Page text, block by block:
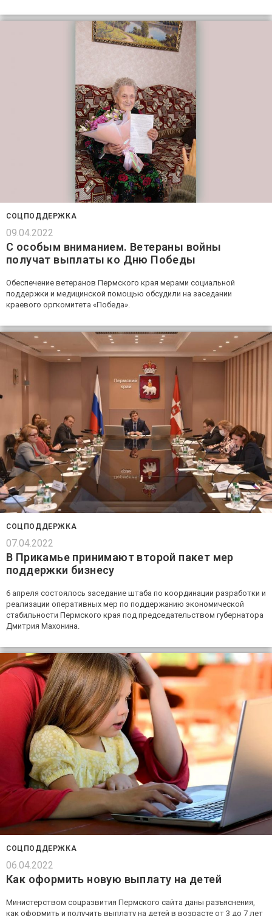
СОЦПОДДЕРЖКА
09.04.2022
С особым вниманием. Ветераны войны
получат выплаты ко Дню Победы
Обеспечение ветеранов Пермского края мерами социальной
поддержки и медицинской помощью обсудили на заседании
краевого оргкомитета «Победа».
СОЦПОДДЕРЖКА
07.04.2022
В Прикамье принимают второй пакет мер
поддержки бизнесу
6 апреля состоялось заседание штаба по координации разработки и
реализации оперативных мер по поддержанию экономической
стабильности Пермского края под председательством губернатора
Дмитрия Махонина.
СОЦПОДДЕРЖКА
06.04.2022
Как оформить новую выплату на детей
Министерством соцразвития Пермского сайта даны разъяснения,
как оформить и получить выплату на детей в возрасте от 3 до 7 лет